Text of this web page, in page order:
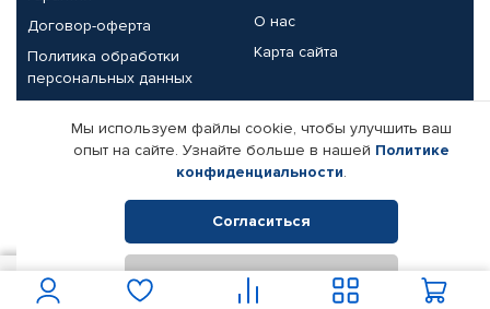
Договор-оферта
Политика обработки
персональных данных
О нас
Карта сайта
Партнерам
Корпоративным клиентам
Поставщикам
Реквизиты компании
© КАМАЗ ЦЕНТР ДОНЕЦК, 2015-2026. Все права защищены.
Интернет-магазин автомобильных товаров Автопрофи.
Мы используем файлы cookie, чтобы улучшить ваш
опыт на сайте. Узнайте больше в нашей Политике
конфиденциальности.
Согласиться
Отклонить
В корзину